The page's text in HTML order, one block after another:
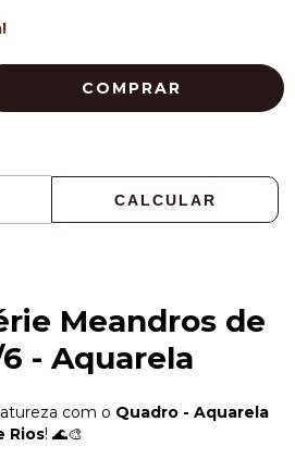
CALCULAR
Meandros de
- Aquarela
com o Quadro - Aquarela
Rios! 🌊🎨